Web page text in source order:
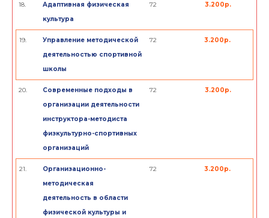
18.
Адаптивная физическая
культура
72 3.200р.
19.
Управление методической
деятельностью спортивной
школы
72 3.200р.
20.
Современные подходы в
организации деятельности
инструктора-методиста
физкультурно-спортивных
организаций
72 3.200р.
21.
Организационно-
методическая
деятельность в области
физической культуры и
72 3.200р.